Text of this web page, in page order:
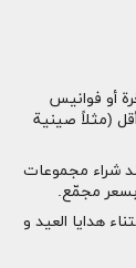
أو فوانيس
(مثلاً صينية
شراء مجموعات
مجمّع.
هدايا العيد و